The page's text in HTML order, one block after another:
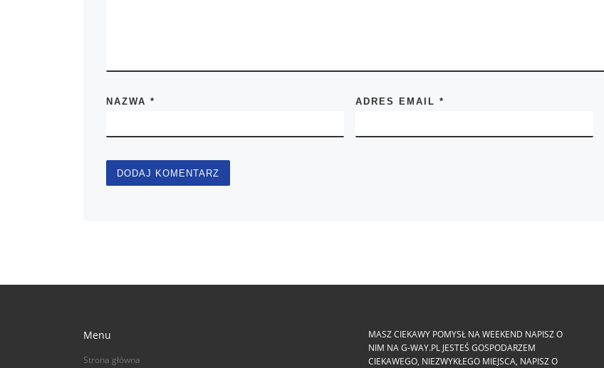
NAZWA* ADRES EMAIL*
Menu
Strona główna
MASZ CIEKAWY POMYSŁ NA WEEKEND NAPISZ O
NIM NA G-WAY.PL JESTEŚ GOSPODARZEM
CIEKAWEGO, NIEZWYKŁEGO MIEJSCA, NAPISZ O